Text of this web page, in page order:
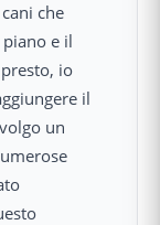
che
e il
io
il
un